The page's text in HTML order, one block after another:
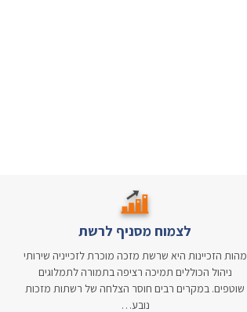
לצמוח מסניף לרשת
מהות הזכיינות היא שרשת מזכה מוכרת לזכייניה שירותי
ניהול הכוללים תמיכה רציפה בתמורה לתמלוגים
שוטפים. במקרים רבים חוסר הצלחה של רשתות מזכות
נובע…